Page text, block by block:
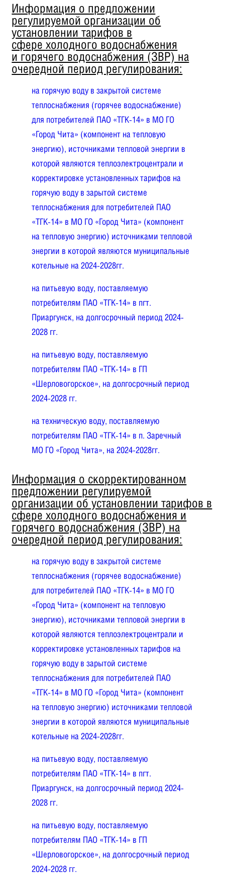
Информация о предложении
регулируемой организации об
установлении тарифов в
сфере холодного водоснабжения
и горячего водоснабжения (ЗВР) на
очередной период регулирования:
на горячую воду в закрытой системе
теплоснабжения (горячее водоснабжение)
для потребителей ПАО «ТГК-14» в МО ГО
«Город Чита» (компонент на тепловую
энергию), источниками тепловой энергии в
которой являются теплоэлектроцентрали и
корректировке установленных тарифов на
горячую воду в зарытой системе
теплоснабжения для потребителей ПАО
«ТГК-14» в МО ГО «Город Чита» (компонент
на тепловую энергию) источниками тепловой
энергии в которой являются муниципальные
котельные на 2024-2028гг.
на питьевую воду, поставляемую
потребителям ПАО «ТГК-14» в пгт.
Приаргунск, на долгосрочный период 2024-
2028 гг.
на питьевую воду, поставляемую
потребителям ПАО «ТГК-14» в ГП
«Шерловогорское», на долгосрочный период
2024-2028 гг.
на техническую воду, поставляемую
потребителям ПАО «ТГК-14» в п. Заречный
МО ГО «Город Чита», на 2024-2028гг.
Информация о скорректированном
предложении регулируемой
организации об установлении тарифов в
сфере холодного водоснабжения и
горячего водоснабжения (ЗВР) на
очередной период регулирования:
на горячую воду в закрытой системе
теплоснабжения (горячее водоснабжение)
для потребителей ПАО «ТГК-14» в МО ГО
«Город Чита» (компонент на тепловую
энергию), источниками тепловой энергии в
которой являются теплоэлектроцентрали и
корректировке установленных тарифов на
горячую воду в зарытой системе
теплоснабжения для потребителей ПАО
«ТГК-14» в МО ГО «Город Чита» (компонент
на тепловую энергию) источниками тепловой
энергии в которой являются муниципальные
котельные на 2024-2028гг.
на питьевую воду, поставляемую
потребителям ПАО «ТГК-14» в пгт.
Приаргунск, на долгосрочный период 2024-
2028 гг.
на питьевую воду, поставляемую
потребителям ПАО «ТГК-14» в ГП
«Шерловогорское», на долгосрочный период
2024-2028 гг.